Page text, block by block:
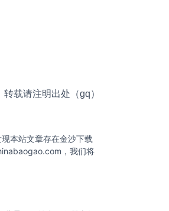
载请注明出处（gq）
本站文章存在金沙下载
，我们将